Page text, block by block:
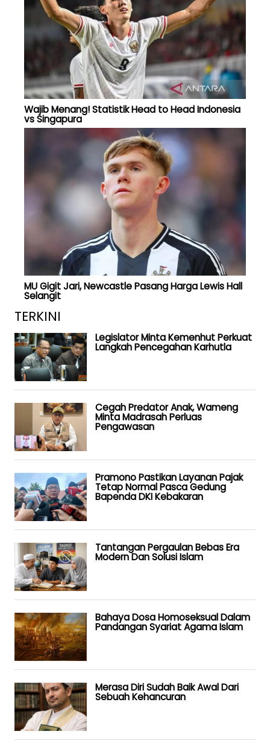
Wajib Menang! Statistik Head to Head Indonesia
vs Singapura
MU Gigit Jari, Newcastle Pasang Harga Lewis Hall
Selangit
TERKINI
Legislator Minta Kemenhut Perkuat
Langkah Pencegahan Karhutla
Cegah Predator Anak, Wameng
Minta Madrasah Perluas
Pengawasan
Pramono Pastikan Layanan Pajak
Tetap Normal Pasca Gedung
Bapenda DKI Kebakaran
Tantangan Pergaulan Bebas Era
Modern Dan Solusi Islam
Bahaya Dosa Homoseksual Dalam
Pandangan Syariat Agama Islam
Merasa Diri Sudah Baik Awal Dari
Sebuah Kehancuran